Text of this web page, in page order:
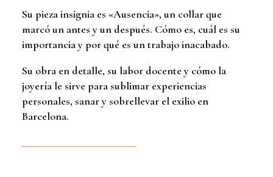
Su pieza insignia es «Ausencia», un collar que
marcó un antes y un después. Cómo es, cuál es su
importancia y por qué es un trabajo inacabado.
Su obra en detalle, su labor docente y cómo la
joyería le sirve para sublimar experiencias
personales, sanar y sobrellevar el exilio en
Barcelona.